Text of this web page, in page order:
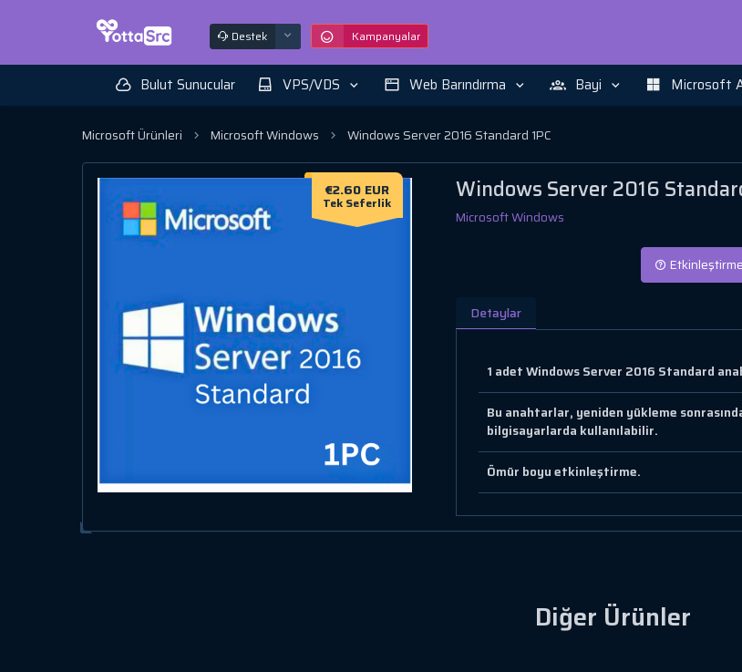
Destek Kampanyalar
Bulut Sunucular VPS/VDS Web Barındırma Bayi Microsoft
Microsoft Ürünleri Microsoft Windows Windows Server 2016 Standard 1PC
€2.60 EUR
Tek Seferlik Windows Server 2016
Microsoft Windows
Detaylar
1 adet Windows Server 2016 Standard
Bu anahtarlar, yeniden yükleme
bilgisayarlarda kullanılabilir.
Ömür boyu etkinleştirme.
Diğer Ürünler